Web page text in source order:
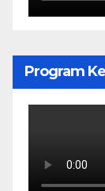
Program